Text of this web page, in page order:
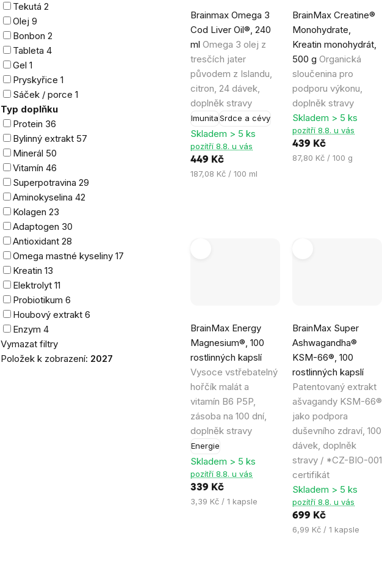
Tekutá 2
Olej 9
Bonbon 2
Tableta 4
Gel 1
Pryskyřice 1
Sáček / porce 1
Typ doplňku
Protein 36
Bylinný extrakt 57
Minerál 50
Vitamín 46
Superpotravina 29
Aminokyselina 42
Kolagen 23
Adaptogen 30
Antioxidant 28
Omega mastné kyseliny 17
Kreatin 13
Elektrolyt 11
Probiotikum 6
Houbový extrakt 6
Enzym 4
Vymazat filtry
Položek k zobrazení: 2027
Brainmax Omega 3
Cod Liver Oil®, 240
ml Omega 3 olej z
tresčích jater
původem z Islandu,
citron, 24 dávek,
doplněk stravy
ImunitaSrdce a cévy
hodnocení
produktu
je
5,0
z
5
hvězdiček.
Skladem > 5 ks
pozítří 8.8. u vás
449 Kč
Měrná
187,08 Kč / 100 ml
BrainMax Creatine®
Monohydrate,
Kreatin monohydrát,
500 g Organická
sloučenina pro
podporu výkonu,
doplněk stravy
hodnocení
produktu
je
4,9
z
5
hvězdiček.
Skladem > 5 ks
pozítří 8.8. u vás
439 Kč
Měrná
87,80 Kč / 100 g
BrainMax Energy
Magnesium®, 100
rostlinných kapslí
Vysoce vstřebatelný
hořčík malát a
vitamín B6 P5P,
zásoba na 100 dní,
doplněk stravy
Energie
hodnocení
produktu
je
5,0
z
5
hvězdiček.
Skladem > 5 ks
pozítří 8.8. u vás
339 Kč
Měrná
3,39 Kč / 1 kapsle
BrainMax Super
Ashwagandha®
KSM-66®, 100
rostlinných kapslí
Patentovaný extrakt
ašvagandy KSM-66®
jako podpora
duševního zdraví, 100
dávek, doplněk
stravy / *CZ-BIO-001
certifikát
hodnocení
produktu
je
4,8
z
5
hvězdiček.
Skladem > 5 ks
pozítří 8.8. u vás
699 Kč
Měrná
6,99 Kč / 1 kapsle